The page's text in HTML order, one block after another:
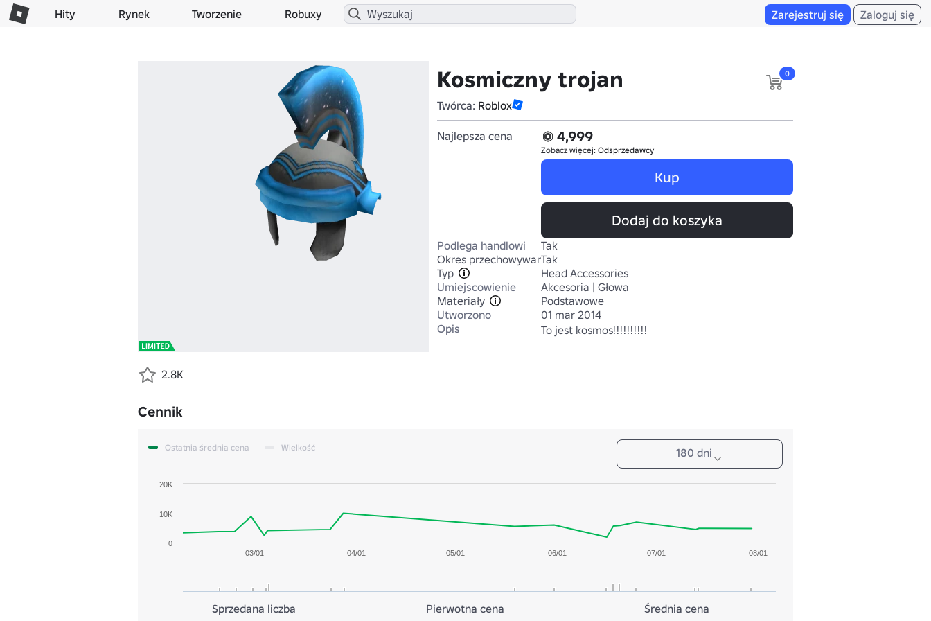
Hity Rynek Tworzenie Robuxy Zarejestruj się Zaloguj się
Kosmiczny trojan
Twórca: Roblox
0
Najlepsza cena 4,999
Zobacz więcej: Odsprzedawcy
Kup
Dodaj do koszyka
Podlega handlowi
Tak
Okres przechowywania
Tak
Typ
Head Accessories
Umiejscowienie
Akcesoria | Głowa
Materiały
Podstawowe
Utworzono
01 mar 2014
Opis
To jest kosmos!!!!!!!!!!
2.8K
Cennik
180 dni
Ostatnia średnia cena Wielkość
03/01 04/01 05/01 06/01 07/01 08/01
0
10K
20K
Sprzedana liczba Pierwotna cena Średnia cena